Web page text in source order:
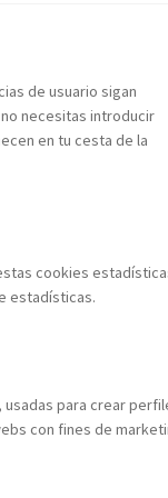
de usuario sigan
necesitas introducir
en tu cesta de la
cookies
estadísticas.
para crear
con fines de